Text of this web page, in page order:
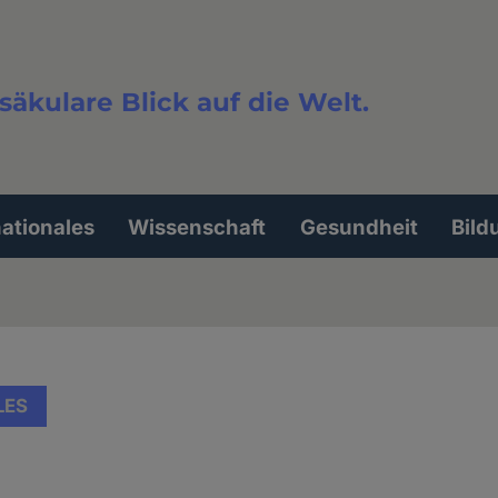
Blick auf die Welt.
Wissenschaft Gesundheit